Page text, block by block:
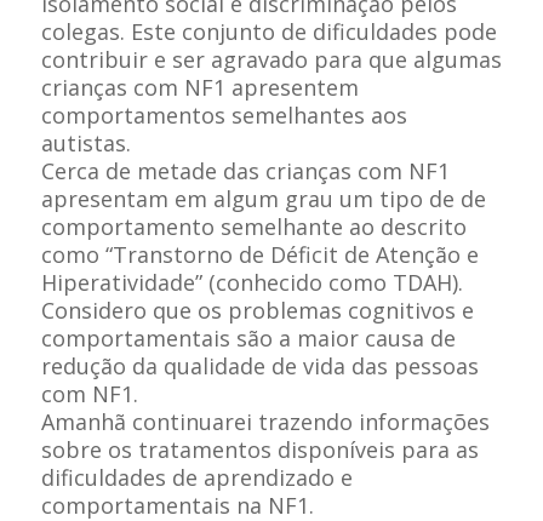
colegas. Este conjunto de dificuldades pode
contribuir e ser agravado para que algumas
crianças com NF1 apresentem
comportamentos semelhantes aos
autistas.
Cerca de metade das crianças com NF1
apresentam em algum grau um tipo de de
comportamento semelhante ao descrito
como “Transtorno de Déficit de Atenção e
Hiperatividade” (conhecido como TDAH).
Considero que os problemas cognitivos e
comportamentais são a maior causa de
redução da qualidade de vida das pessoas
com NF1.
Amanhã continuarei trazendo informações
sobre os tratamentos disponíveis para as
dificuldades de aprendizado e
comportamentais na NF1.